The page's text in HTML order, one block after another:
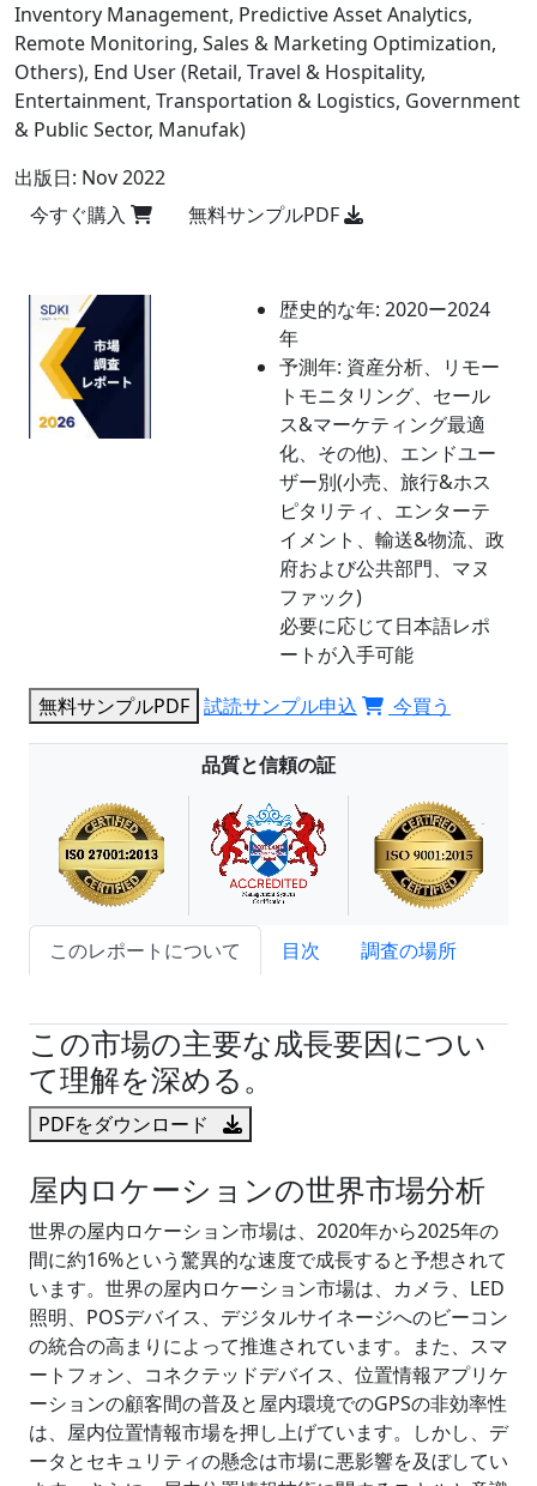
Inventory Management, Predictive Asset Analytics,
Remote Monitoring, Sales & Marketing Optimization,
Others), End User (Retail, Travel & Hospitality,
Entertainment, Transportation & Logistics, Government
& Public Sector, Manufak)
出版日: Nov 2022
今すぐ購入
無料サンプルPDF
歴史的な年: 2020ー2024
年
予測年: 資産分析、リモー
トモニタリング、セール
ス&マーケティング最適
化、その他)、エンドユー
ザー別(小売、旅行&ホス
ピタリティ、エンターテ
イメント、輸送&物流、政
府および公共部門、マヌ
ファック)
必要に応じて日本語レポ
ートが入手可能
無料サンプルPDF 試読サンプル申込 今買う
品質と信頼の証
このレポートについて 目次
調査の場所
この市場の主要な成長要因につい
て理解を深める。
PDFをダウンロード
屋内ロケーションの世界市場分析
世界の屋内ロケーション市場は、2020年から2025年の
間に約16%という驚異的な速度で成長すると予想されて
います。世界の屋内ロケーション市場は、カメラ、LED
照明、POSデバイス、デジタルサイネージへのビーコン
の統合の高まりによって推進されています。また、スマ
ートフォン、コネクテッドデバイス、位置情報アプリケ
ーションの顧客間の普及と屋内環境でのGPSの非効率性
は、屋内位置情報市場を押し上げています。しかし、デ
ータとセキュリティの懸念は市場に悪影響を及ぼしてい